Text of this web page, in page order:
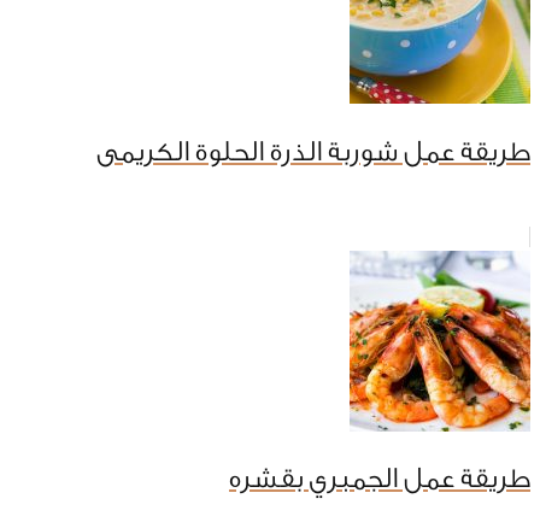
طريقة عمل شوربة الذرة الحلوة الكريمى
طريقة عمل الجمبري بقشره